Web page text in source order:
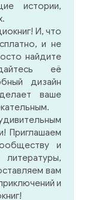
истории,
И, что
и не
найдите
её
дизайн
ваше
Приглашаем
и
вам
и